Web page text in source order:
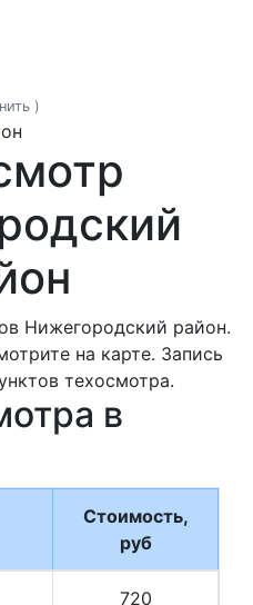
)
Нижегородский район.
на карте. Запись
техосмотра.
в
Стоимость,
руб
720